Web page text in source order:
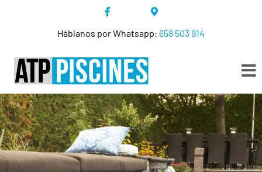
Háblanos por Whatsapp: 658 503 914